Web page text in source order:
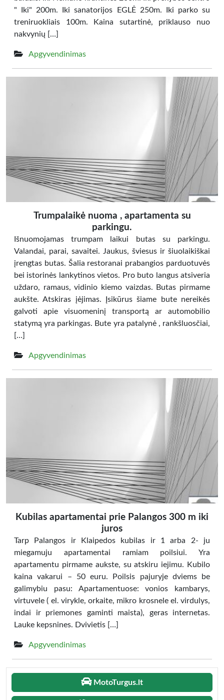
" Iki" 200m. Iki sanatorijos EGLĖ 250m. Iki parko su
treniruokliais 100m. Kaina sutartinė, priklauso nuo
nakvynių […]
Apgyvendinimas
Trumpalaikė nuoma , apartamenta su
parkingu.
Išnuomojamas trumpam laikui butas su parkingu.
Valandai, parai, savaitei. Jaukus, šviesus ir šiuolaikiškai
įrengtas butas. Šalia restoranai prabangios parduotuvės
bei istorinės lankytinos vietos. Pro buto langus atsiveria
uždaro, ramaus, vidinio kiemo vaizdas. Butas pirmame
aukšte. Atskiras įėjimas. Įsikūrus šiame bute nereikės
galvoti apie visuomeninį transportą ar automobilio
statymą yra parkingas. Bute yra patalynė , rankšluosčiai,
[…]
Apgyvendinimas
Kubilas apartamentai prie Palangos 300 m iki
juros
Tarp Palangos ir Klaipedos kubilas ir 1 arba 2- ju
miegamuju apartamentai ramiam poilsiui. Yra
apartamentu pirmame aukste, su atskiru iejimu. Kubilo
kaina vakarui – 50 euru. Poilsis pajuryje dviems be
galimybiu pasu: Apartamentuose: vonios kambarys,
virtuvele ( el. virykle, orkaite, mikro krosnele el. virdulys,
indai ir priemones gaminti maista), geras internetas.
Lauke kepsnines. Dvivietis […]
Apgyvendinimas
MotoTurgus.lt